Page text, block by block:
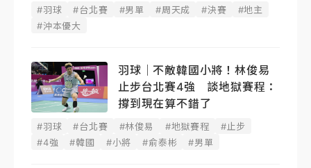
#羽球 #台北賽 #男單 #周天成 #決賽
#地主
#沖本優大
羽球｜不敵韓國小將！林俊易
止步台北賽4強 談地獄賽程：
撐到現在算不錯了
#羽球 #台北賽 #林俊易 #地獄賽程
#止步
#4強
#韓國 #小將 #俞泰彬 #男單